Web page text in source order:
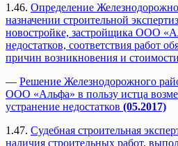
1.46. Определение
назначении строительной
новостройке, застройщика ООО
недостатков, соответствия работ
причин возникновения и
— Решение Железнодорожного
ООО «Альфа» в пользу истца
устранение недостатков (05.2017)
1.47. Судебная строительная
наличия строительных работ,